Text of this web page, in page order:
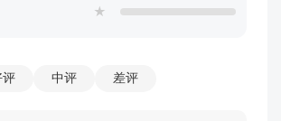
★
评 中评 差评